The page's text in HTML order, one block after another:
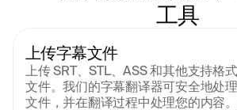
工具
上传字幕文件
上传 SRT、STL、ASS 和其他支持格
文件。我们的字幕翻译器可安全地处
文件，并在翻译过程中处理您的内容